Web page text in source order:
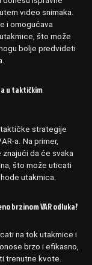
video snimaka.
i omogućava
što može
bolje predvideti
u taktičkim
strategije
a. Na primer,
da će svaka
što može uticati
utakmica.
brzinom VAR odluka?
na tok utakmice i
brzo i efikasno,
trenutne kvote.